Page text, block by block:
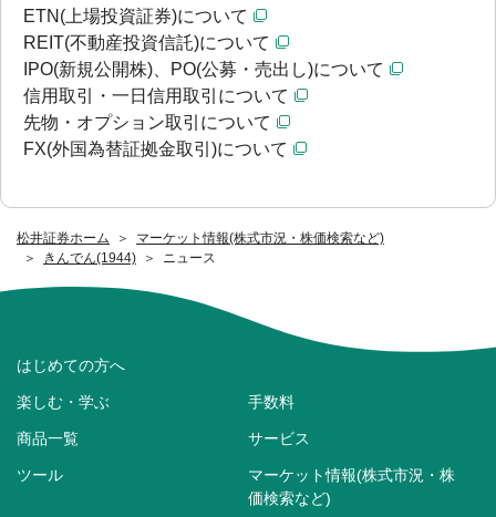
松井証券ホーム
マーケット情報(株式市況・株価検索など)
きんでん(1944)
ニュース
ETN(上場投資証券)について
REIT(不動産投資信託)について
IPO(新規公開株)、PO(公募・売出し)について
信用取引・一日信用取引について
先物・オプション取引について
FX(外国為替証拠金取引)について
はじめての方へ
楽しむ・学ぶ 手数料
商品一覧 サービス
ツール
マーケット情報(株式市況・株
価検索など)